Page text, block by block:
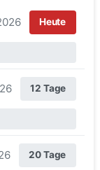
Heute
12 Tage
20 Tage